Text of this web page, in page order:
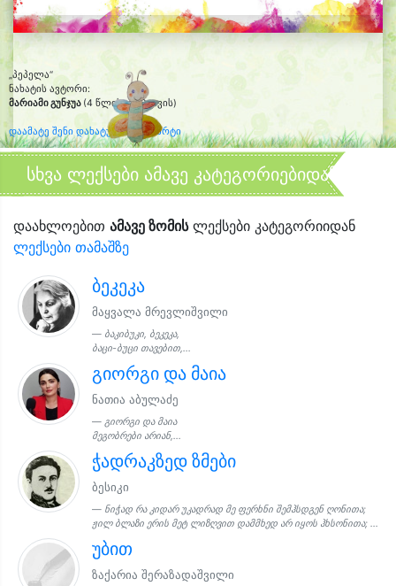
„პეპელა“
ნახატის ავტორი:
მარიამი გუნჯუა (4 წლის და 8 თვის)
დაამატე შენი დახატული კლიპარტი
სხვა ლექსები ამავე კატეგორიებიდან
დაახლოებით ამავე ზომისლექსები კატეგორიიდან
ლექსები თამაშზე
ბეკეკა
მაყვალა მრევლიშვილი
ბაკიბუკი, ბეკეკა,
ბაცი-ბუცი თავებით,...
გიორგი და მაია
ნათია აბულაძე
გიორგი და მაია
მეგობრები არიან,...
ჭადრაკზედ ზმები
ბესიკი
ნიჭად რა კიდარ უკადრად მე ფერხნი შემჰსდგენ ღონითა;
ჟილ ბლაზი ერის მეტ ლიზღვით დამმხედ არ იყოს ჰხსონითა; ...
უბით
ზაქარია შერაზადაშვილი